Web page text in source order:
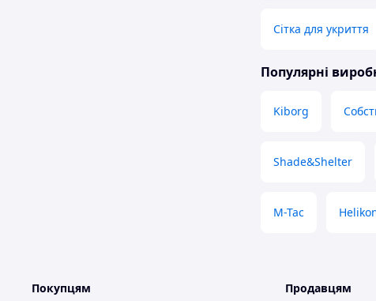
Сітка для укриття
Популярні
Kiborg
Shade&Shelter
M-Tac
Покупцям Продавцям